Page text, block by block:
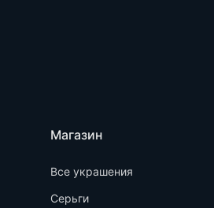
Магазин
Все украшения
Серьги